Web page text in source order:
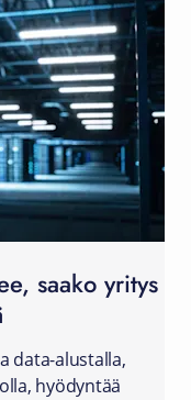
saako yritys
data-alustalla,
hyödyntää